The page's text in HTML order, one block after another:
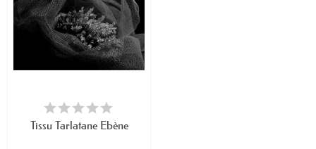
EN STOCK
Tissu Tarlatane Ebène